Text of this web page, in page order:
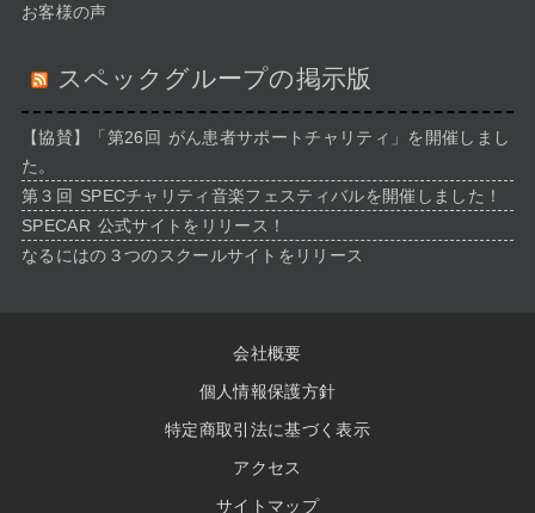
お客様の声
スペックグループの掲示版
【協賛】「第26回 がん患者サポートチャリティ」を開催しまし
た。
第３回 SPECチャリティ音楽フェスティバルを開催しました！
SPECAR 公式サイトをリリース！
なるにはの３つのスクールサイトをリリース
会社概要
個人情報保護方針
特定商取引法に基づく表示
アクセス
サイトマップ